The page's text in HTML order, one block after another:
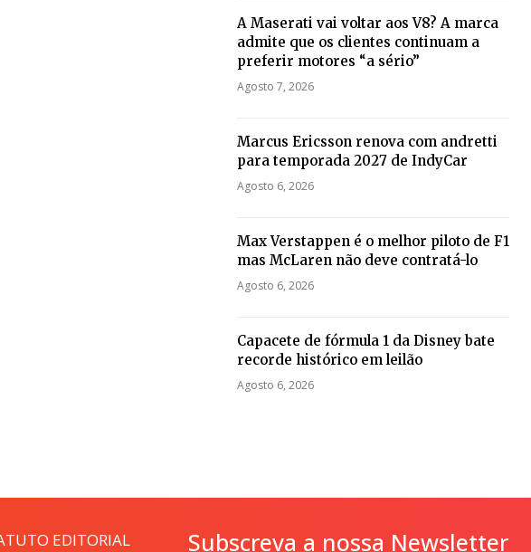
A Maserati vai voltar aos V8? A marca
admite que os clientes continuam a
preferir motores “a sério”
Agosto 7, 2026
Marcus Ericsson renova com andretti
para temporada 2027 de IndyCar
Agosto 6, 2026
Max Verstappen é o melhor piloto de F1
mas McLaren não deve contratá-lo
Agosto 6, 2026
Capacete de fórmula 1 da Disney bate
recorde histórico em leilão
Agosto 6, 2026
EDITORIAL Subscreva a nossa Newsletter